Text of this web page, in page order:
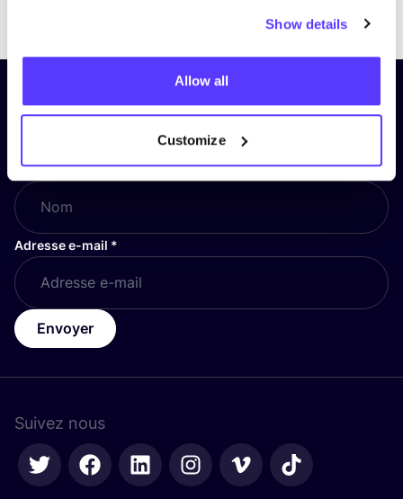
Show details
Allow all
Customize
Inscrivez-vous à notre lettre
d’information et restez informé !
Nom*
Adresse e-mail *
Envoyer
Suivez nous